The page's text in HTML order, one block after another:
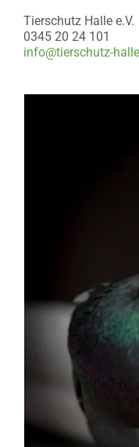
Tierschutz Halle e.V.
0345 20 24 101
info@tierschutz-